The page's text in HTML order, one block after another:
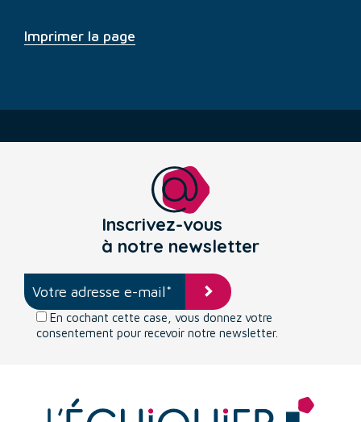
Imprimer la page
Inscrivez-vous
à notre newsletter
En cochant cette case, vous donnez votre
consentement pour recevoir notre newsletter.